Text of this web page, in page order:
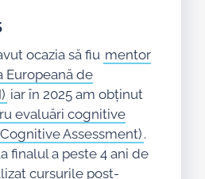
ocazia să fiu mentor
Europeană de
iar în 2025 am obținut
evaluări cognitive
Assessment) .
finalul a peste 4 ani de
cursurile post-